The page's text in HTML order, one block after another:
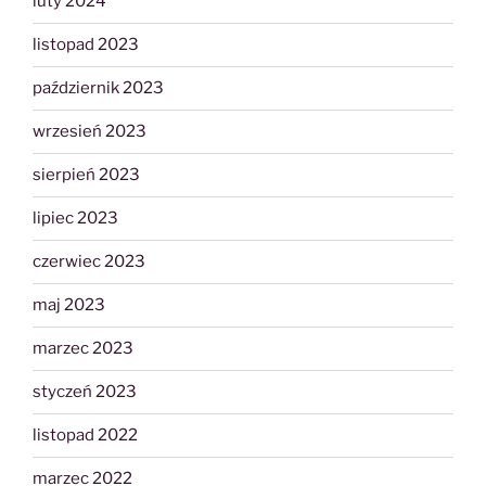
listopad 2023
październik 2023
wrzesień 2023
sierpień 2023
lipiec 2023
czerwiec 2023
maj 2023
marzec 2023
styczeń 2023
listopad 2022
marzec 2022